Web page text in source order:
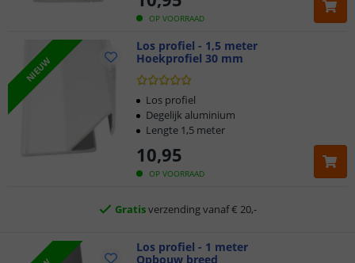
OP VOORRAAD
NIEUW
Los profiel - 1,5 meter
Hoekprofiel 30 mm
OP VOORRAAD
10,95
Los profiel
Degelijk aluminium
Lengte 1,5 meter
Klantbeoordeling 9.1
Voor 23:45 uur besteld,morgen in huis
2 jaar garantie
Gratisverzending vanaf € 20,-
Klantbeoordeling 9.1
Los profiel - 1 meter
Opbouw breed